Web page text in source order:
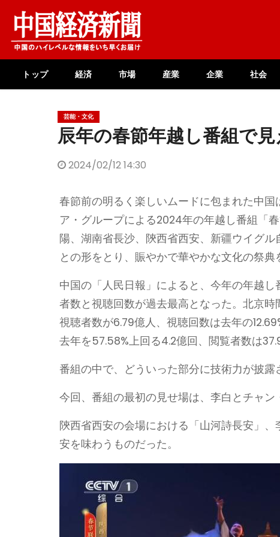
content
トップ 経済 市場 産業 企業 社会
芸能・文化
辰年の春節年越し番組で
2024/02/12 14:30
春節前の明るく楽しいムードに包まれた中
ア・グループによる2024年の年越し番組「
陽、湖南省長沙、陝西省西安、新疆ウイグ
との形をとり、賑やかで華やかな文化の祭典
中国の「人民日報」によると、今年の年越
者数と視聴回数が過去最高となった。北京
視聴者数が6.79億人、視聴回数は去年の
去年を57.58%上回る4.2億回、閲覧者数は
番組の中で、どういった部分に技術力が披露
今回、番組の最初の見せ場は、李白とチャン
陝西省西安の会場における「山河詩長安」
安を味わうものだった。